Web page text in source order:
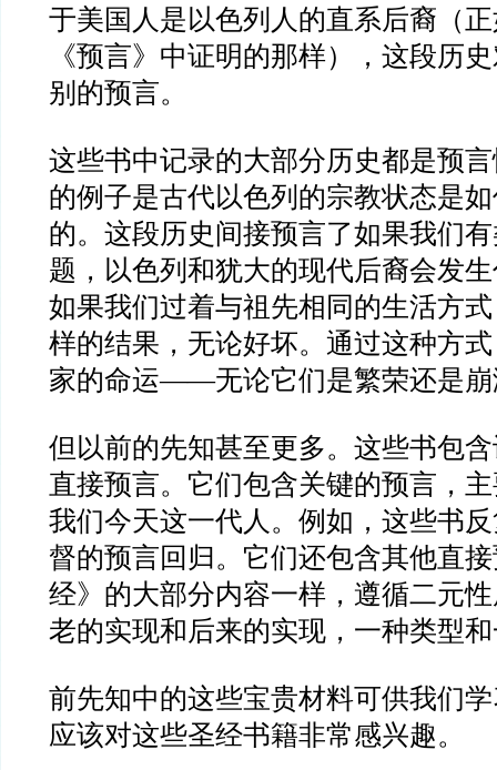
于美国人是以色列人的直系后裔（
《预言》中证明的那样），这段历
别的预言。
这些书中记录的大部分历史都是预
的例子是古代以色列的宗教状态是
的。这段历史间接预言了如果我们
题，以色列和犹大的现代后裔会发
如果我们过着与祖先相同的生活方
样的结果，无论好坏。通过这种方
家的命运——无论它们是繁荣还是
但以前的先知甚至更多。这些书包
直接预言。它们包含关键的预言，
我们今天这一代人。例如，这些书
督的预言回归。它们还包含其他直
经》的大部分内容一样，遵循二元
老的实现和后来的实现，一种类型
前先知中的这些宝贵材料可供我们
应该对这些圣经书籍非常感兴趣。